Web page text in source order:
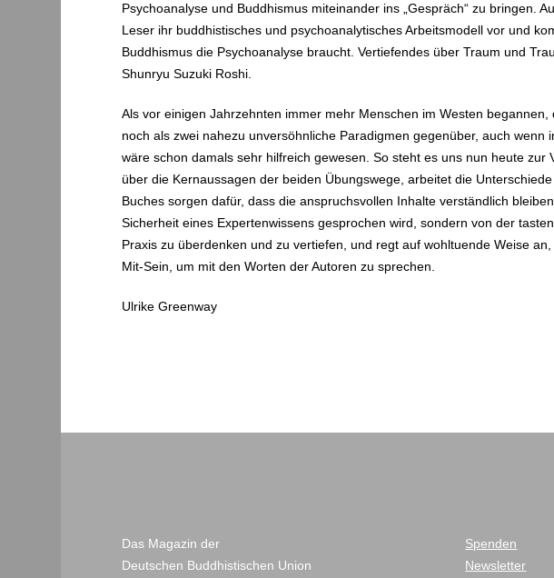
Psychoanalyse und Buddhismus miteinander ins „Gespräch“ zu bringen.
Leser ihr buddhistisches und psychoanalytisches Arbeitsmodell vor und
Buddhismus die Psychoanalyse braucht. Vertiefendes über Traum und
Shunryu Suzuki Roshi.
Als vor einigen Jahrzehnten immer mehr Menschen im Westen
noch als zwei nahezu unversöhnliche Paradigmen gegenüber, auch
wäre schon damals sehr hilfreich gewesen. So steht es uns nun heute
über die Kernaussagen der beiden Übungswege, arbeitet die
Buches sorgen dafür, dass die anspruchsvollen Inhalte verständlich
Sicherheit eines Expertenwissens gesprochen wird, sondern von der
Praxis zu überdenken und zu vertiefen, und regt auf wohltuende Weise
Mit-Sein, um mit den Worten der Autoren zu sprechen.
Ulrike Greenway
Das Magazin der
Deutschen Buddhistischen Union
Spenden
Newsletter